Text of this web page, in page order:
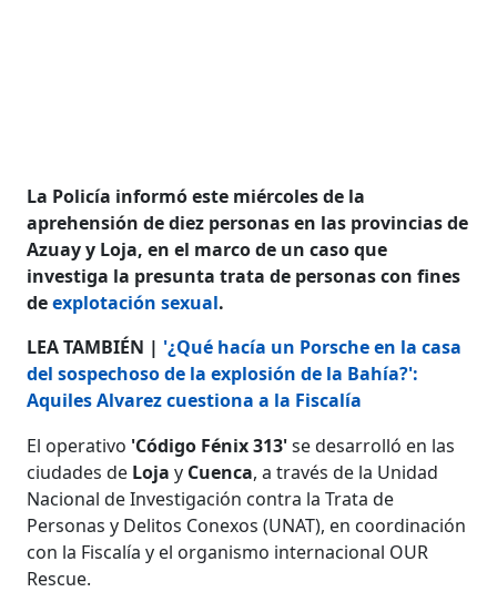
La Policía informó este miércoles de la
aprehensión de diez personas en las provincias de
Azuay y Loja, en el marco de un caso que
investiga la presunta trata de personas con fines
deexplotación sexual.
LEA TAMBIÉN | '¿Qué hacía un Porsche en la casa
del sospechoso de la explosión de la Bahía?':
Aquiles Alvarez cuestiona a la Fiscalía
El operativo 'Código Fénix 313'se desarrolló en las
ciudades de Lojay Cuenca, a través de la Unidad
Nacional de Investigación contra la Trata de
Personas y Delitos Conexos (UNAT), en coordinación
con la Fiscalía y el organismo internacional OUR
Rescue.